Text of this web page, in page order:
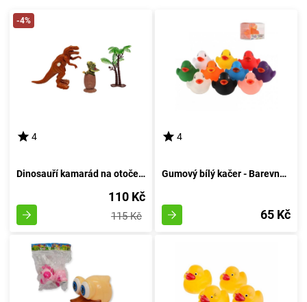
-4%
4
Dinosauří kamarád na otočení
110 Kč
115 Kč
4
Gumový bílý kačer - Barevná varianta
65 Kč